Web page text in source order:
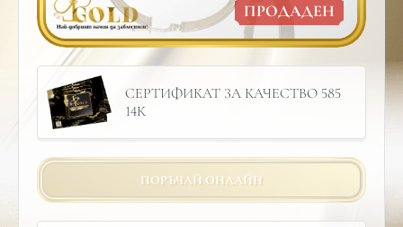
ПРОДАДЕН
СЕРТИФИКАТ ЗА КАЧЕСТВО 585
14К
ПОРЪЧАЙ ОНЛАЙН